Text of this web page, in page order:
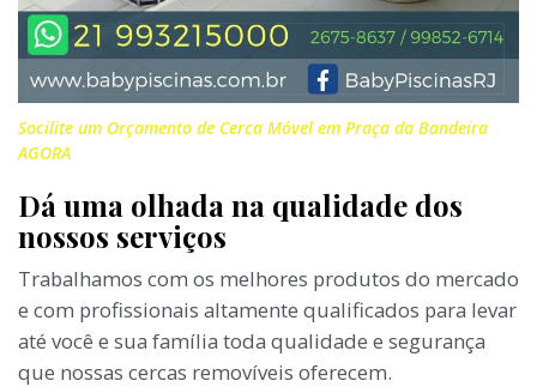
Socilite um Orçamento de Cerca Móvel em Praça da Bandeira
AGORA
Dá uma olhada na qualidade dos
nossos serviços
Trabalhamos com os melhores produtos do mercado
e com profissionais altamente qualificados para levar
até você e sua família toda qualidade e segurança
que nossas cercas removíveis oferecem.